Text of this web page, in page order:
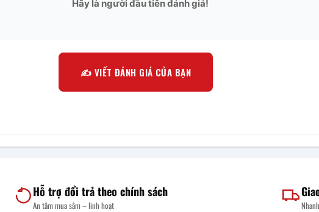
Hãy là người đầu tiên đánh giá!
✍️ VIẾT ĐÁNH GIÁ CỦA BẠN
Hỗ trợ đổi trả theo chính sách
An tâm mua sắm – linh hoạt